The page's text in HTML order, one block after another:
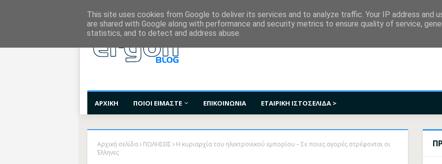
ΑΡΧΙΚΗ ΠΟΙΟΙ ΕΙΜΑΣΤΕ ΕΠΙΚΟΙΝΩΝΙΑ ΕΤΑΙΡΙΚΗ ΙΣΤΟΣΕΛΙΔΑ >
Αρχική σελίδα ΠΩΛΗΣΕΙΣ
Η κυριαρχία του ηλεκτρονικού εμπορίου – Σε ποιες αγορές στρέφονται οι
Έλληνες
This site uses cookies from Google to deliver its services and to analyze traffic. Your IP address and
are shared with Google along with performance and security metrics to ensure quality of service,
statistics, and to detect and address abuse.